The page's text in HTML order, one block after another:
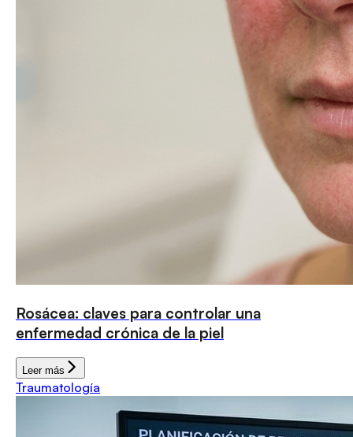
Rosácea: claves para controlar una
enfermedad crónica de la piel
Leer más
Traumatología